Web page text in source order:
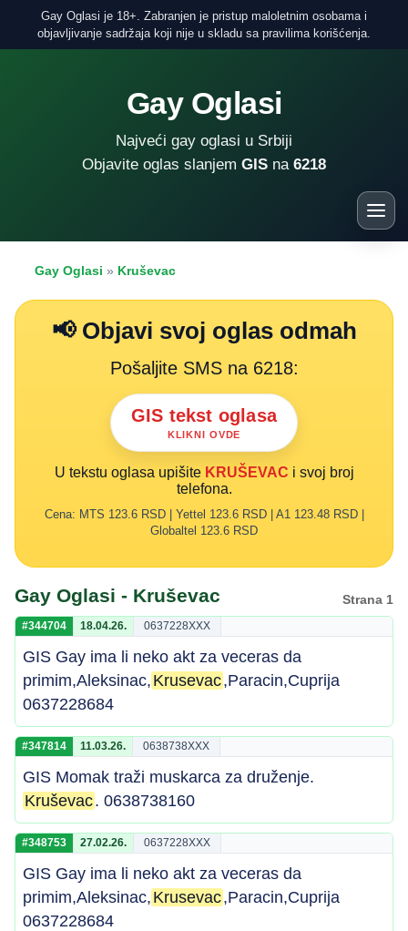
Gay Oglasi je 18+. Zabranjen je pristup maloletnim osobama i
objavljivanje sadržaja koji nije u skladu sa pravilima korišćenja.
Gay Oglasi
Najveći gay oglasi u Srbiji
Objavite oglas slanjem GIS na 6218
Gay Oglasi » Kruševac
📢 Objavi svoj oglas odmah
Pošaljite SMS na 6218:
GIS tekst oglasa
KLIKNI OVDE
U tekstu oglasa upišite KRUŠEVAC i svoj broj
telefona.
Cena: MTS 123.6 RSD | Yettel 123.6 RSD | A1 123.48 RSD |
Globaltel 123.6 RSD
Gay Oglasi - Kruševac Strana 1
#344704 18.04.26. 0637228XXX
GIS Gay ima li neko akt za veceras da
primim,Aleksinac, Krusevac,Paracin,Cuprija
0637228684
#347814 11.03.26. 0638738XXX
GIS Momak traži muskarca za druženje.
Kruševac. 0638738160
#348753 27.02.26. 0637228XXX
GIS Gay ima li neko akt za veceras da
primim,Aleksinac, Krusevac,Paracin,Cuprija
0637228684